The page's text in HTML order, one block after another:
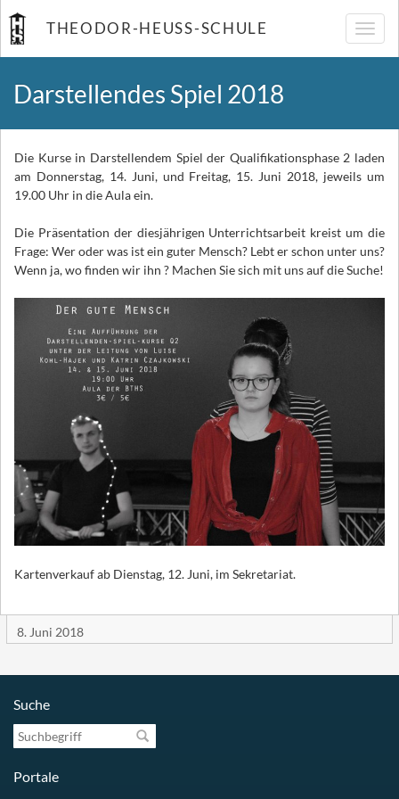
THEODOR-HEUSS-SCHULE
Darstellendes Spiel 2018
Die Kurse in Darstellendem Spiel der Qualifikationsphase 2 laden
am Donnerstag, 14. Juni, und Freitag, 15. Juni 2018, jeweils um
19.00 Uhr in die Aula ein.
Die Präsentation der diesjährigen Unterrichtsarbeit kreist um die
Frage: Wer oder was ist ein guter Mensch? Lebt er schon unter uns?
Wenn ja, wo finden wir ihn ? Machen Sie sich mit uns auf die Suche!
Kartenverkauf ab Dienstag, 12. Juni, im Sekretariat.
8. Juni 2018
Suche
Suchbegriff
Portale